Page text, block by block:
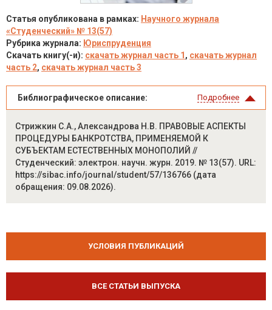
Статья опубликована в рамках: Научного журнала
«Студенческий» № 13(57)
Рубрика журнала: Юриспруденция
Скачать книгу(-и): скачать журнал часть 1 , скачать журнал
часть 2, скачать журнал часть 3
Библиографическое описание: Подробнее
Стрижкин С.А., Александрова Н.В. ПРАВОВЫЕ АСПЕКТЫ
ПРОЦЕДУРЫ БАНКРОТСТВА, ПРИМЕНЯЕМОЙ К
СУБЪЕКТАМ ЕСТЕСТВЕННЫХ МОНОПОЛИЙ //
Студенческий: электрон. научн. журн. 2019. № 13(57). URL:
https://sibac.info/journal/student/57/136766 (дата
обращения: 09.08.2026).
УСЛОВИЯ ПУБЛИКАЦИЙ
ВСЕ СТАТЬИ ВЫПУСКА